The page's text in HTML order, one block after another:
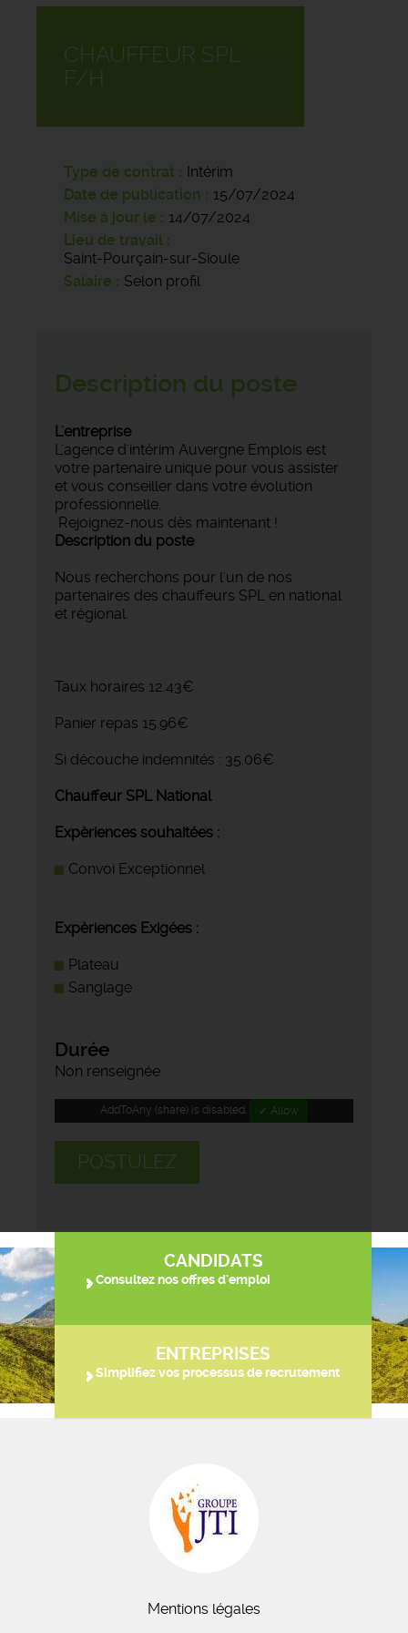
CHAUFFEUR SPL
F/H
Type de contrat
Intérim
Date de publication
15/07/2024
Mise à jour le
14/07/2024
Lieu de travail
Saint-Pourçain-sur-Sioule
Salaire
Selon profil
Description du poste
L'entreprise
L'agence d'intérim Auvergne Emplois est
votre partenaire unique pour vous assister
et vous conseiller dans votre évolution
professionnelle.
Rejoignez-nous dès maintenant !
Description du poste
Nous recherchons pour l'un de nos
partenaires des chauffeurs SPL en national
et régional.
Taux horaires 12.43€
Panier repas 15.96€
Si découche indemnités : 35.06€
Chauffeur SPL National
Expèriences souhaitées :
Convoi Exceptionnel
Expèriences Exigées :
Plateau
Sanglage
Durée
Non renseignée
AddToAny (share) is disabled. ✓ Allow
POSTULEZ
CANDIDATS
Consultez nos offres d'emploi
ENTREPRISES
Simplifiez vos processus de recrutement
Mentions légales